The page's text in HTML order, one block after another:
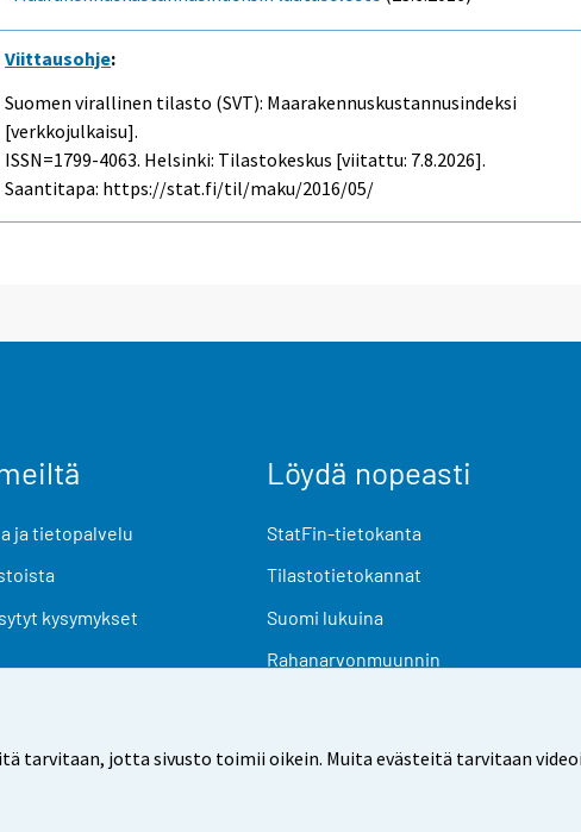
tarvitaan, jotta sivusto toimii oikein. Muita evästeitä tarvitaan
Viittausohje:
Suomen virallinen tilasto (SVT): Maarakennuskustannusindeksi
[verkkojulkaisu].
ISSN=1799-4063. Helsinki: Tilastokeskus [viitattu: 7.8.2026].
Saantitapa: https://stat.fi/til/maku/2016/05/
ja tietopalvelu
kysymykset
Löydä nopeasti
StatFin-tietokanta
Tilastotietokannat
Suomi lukuina
Rahanarvonmuunnin